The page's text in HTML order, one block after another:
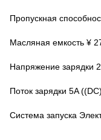
Пропускная
Масляная емкость ¥
Напряжение зарядки
Поток зарядки 5A ((DC)
Система запуска